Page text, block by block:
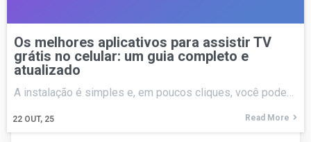
Os melhores aplicativos para assistir TV
grátis no celular: um guia completo e
atualizado
22 OUT, 25
A instalação é simples e, em poucos cliques, você pode…
Read More